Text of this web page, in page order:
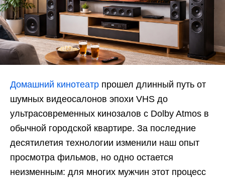
Домашний кинотеатр прошел длинный путь от
шумных видеосалонов эпохи VHS до
ультрасовременных кинозалов с Dolby Atmos в
обычной городской квартире. За последние
десятилетия технологии изменили наш опыт
просмотра фильмов, но одно остается
неизменным: для многих мужчин этот процесс